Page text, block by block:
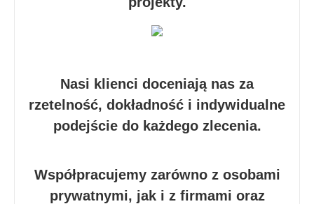
Nasi klienci doceniają nas za
rzetelność, dokładność i indywidualne
podejście do każdego zlecenia.
Współpracujemy zarówno z osobami
prywatnymi, jak i z firmami oraz